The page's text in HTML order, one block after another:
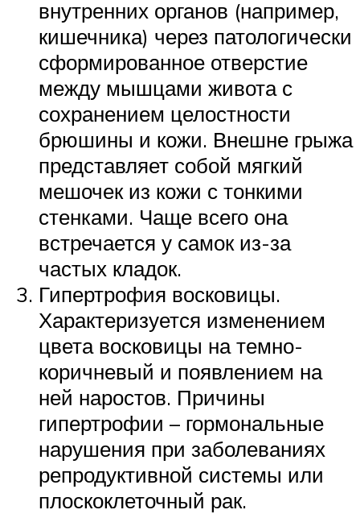
внутренних органов (например,
кишечника) через патологически
сформированное отверстие
между мышцами живота с
сохранением целостности
брюшины и кожи. Внешне грыжа
представляет собой мягкий
мешочек из кожи с тонкими
стенками. Чаще всего она
встречается у самок из-за
частых кладок.
Гипертрофия восковицы.
Характеризуется изменением
цвета восковицы на темно-
коричневый и появлением на
ней наростов. Причины
гипертрофии – гормональные
нарушения при заболеваниях
репродуктивной системы или
плоскоклеточный рак.